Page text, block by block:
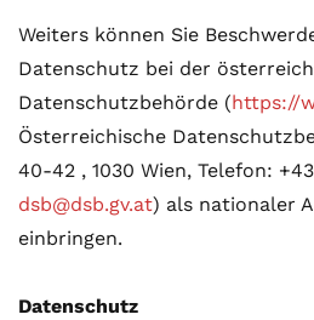
Weiters können Sie
Datenschutz bei der
Datenschutzbehörde (https://
Österreichische
40-42 , 1030 Wien, Telefon:
dsb@dsb.gv.at) als nationaler
einbringen.
Datenschutz